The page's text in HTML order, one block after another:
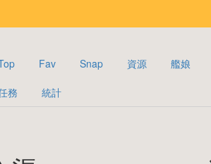
Fav Snap 資源 艦娘
務 統計